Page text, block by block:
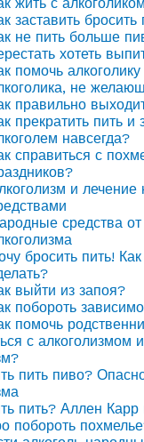
заставить бросить
не пить больше
хотеть
помочь
не
правильно
прекратить пить и
навсегда?
справиться с
и
средства
бросить пить!
выйти из запоя?
побороть
помочь
с алкоголизмом
пить пиво?
пить? Аллен Карр
побороть